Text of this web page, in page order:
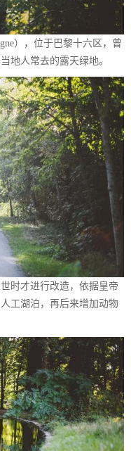
），位于巴黎十六区，曾
地人常去的露天绿地。
时才进行改造，依据皇帝
工湖泊，再后来增加动物